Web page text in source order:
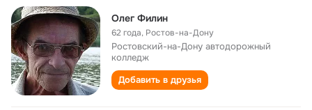
Олег Филин
62 года, Ростов-на-Дону
Ростовский-на-Дону автодорожный
колледж
Добавить в друзья